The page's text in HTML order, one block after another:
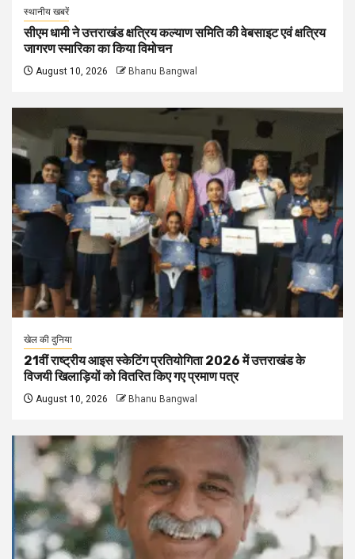
स्थानीय खबरें
सीएम धामी ने उत्तराखंड क्षत्रिय कल्याण समिति की वेबसाइट एवं क्षत्रिय
जागरण स्मारिका का किया विमोचन
August 10, 2026 Bhanu Bangwal
खेल की दुनिया
21वीं राष्ट्रीय आइस स्केटिंग प्रतियोगिता 2026 में उत्तराखंड के
विजयी खिलाड़ियों को वितरित किए गए प्रमाण पत्र
August 10, 2026 Bhanu Bangwal